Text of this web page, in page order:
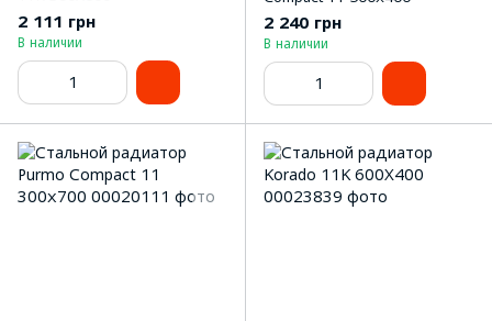
2 111 грн
В наличии
2 240 грн
В наличии